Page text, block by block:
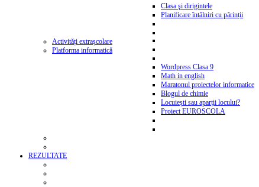
Clasa şi dirigintele
Planificare întâlniri cu părinții
Activități extrașcolare
Platforma informatică
Wordpress Clasa 9
Math in english
Maratonul proiectelor informatice
Blogul de chimie
Locuiești sau aparții locului?
Proiect EUROSCOLA
REZULTATE